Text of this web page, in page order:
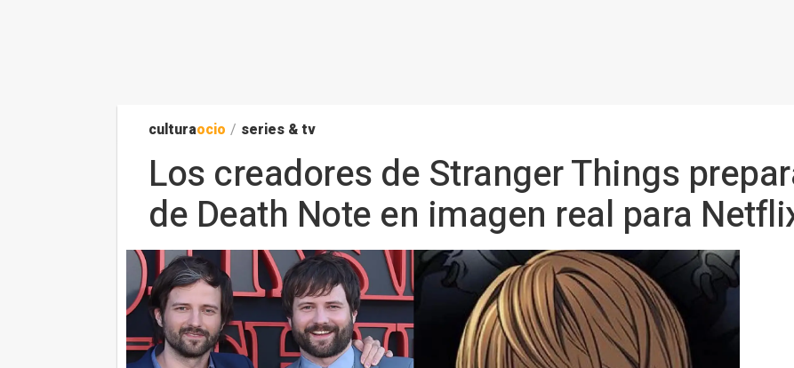
culturaocio / series & tv
Los creadores de Stranger Things
de Death Note en imagen real para